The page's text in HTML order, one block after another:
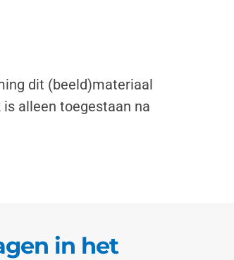
dit (beeld)materiaal
alleen toegestaan na
in het